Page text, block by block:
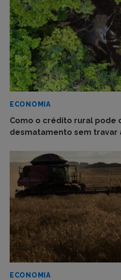
ECONOMIA
Como o crédito rural pode
desmatamento sem travar
ECONOMIA